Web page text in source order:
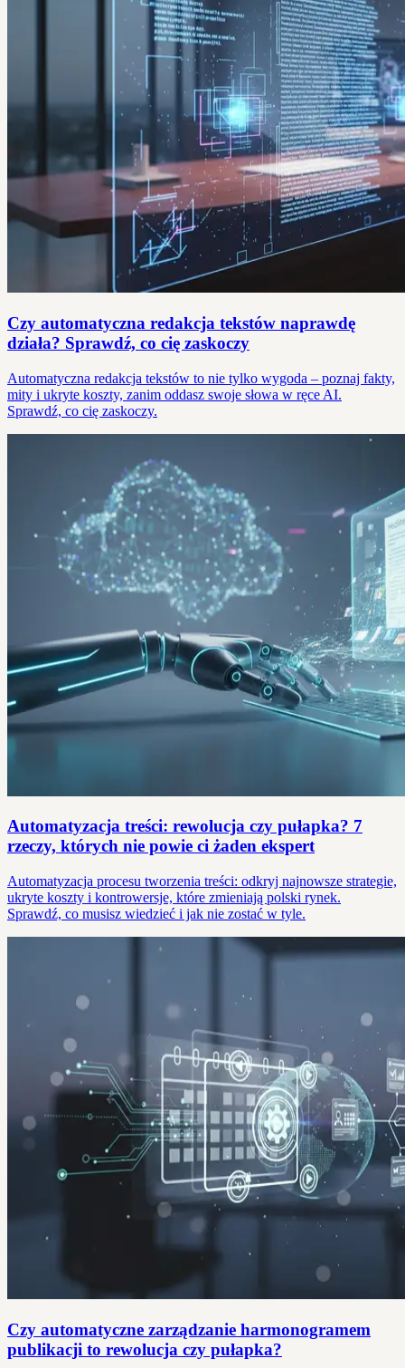
Czy automatyczna redakcja tekstów naprawdę
działa? Sprawdź, co cię zaskoczy
Automatyczna redakcja tekstów to nie tylko wygoda – poznaj fakty,
mity i ukryte koszty, zanim oddasz swoje słowa w ręce AI.
Sprawdź, co cię zaskoczy.
Automatyzacja treści: rewolucja czy pułapka? 7
rzeczy, których nie powie ci żaden ekspert
Automatyzacja procesu tworzenia treści: odkryj najnowsze strategie,
ukryte koszty i kontrowersje, które zmieniają polski rynek.
Sprawdź, co musisz wiedzieć i jak nie zostać w tyle.
Czy automatyczne zarządzanie harmonogramem
publikacji to rewolucja czy pułapka?